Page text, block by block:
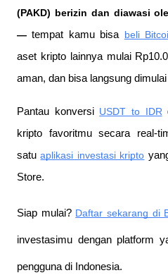
(PAKD) berizin dan diawasi
— tempat kamu bisa beli
aset kripto lainnya mulai
aman, dan bisa langsung dimulai
Pantau konversi USDT to IDR
kripto favoritmu secara real-
satu aplikasi investasi kripto
Store.
Siap mulai? Daftar sekarang di
investasimu dengan platform
pengguna di Indonesia.